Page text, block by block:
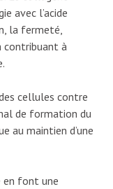
avec l’acide
la fermeté,
contribuant à
cellules contre
de formation du
au maintien d’une
en font une